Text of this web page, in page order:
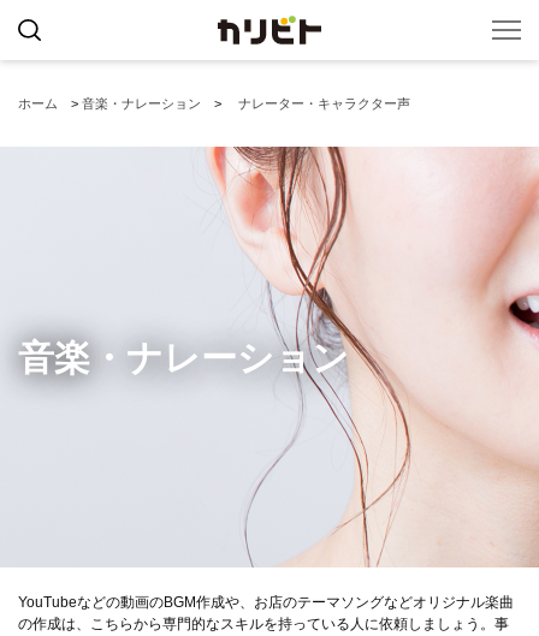
ホーム > 音楽・ナレーション > ナレーター・キャラクター声
音楽・ナレーション
YouTubeなどの動画のBGM作成や、お店のテーマソングなどオリジナル楽曲
の作成は、こちらから専門的なスキルを持っている人に依頼しましょう。事